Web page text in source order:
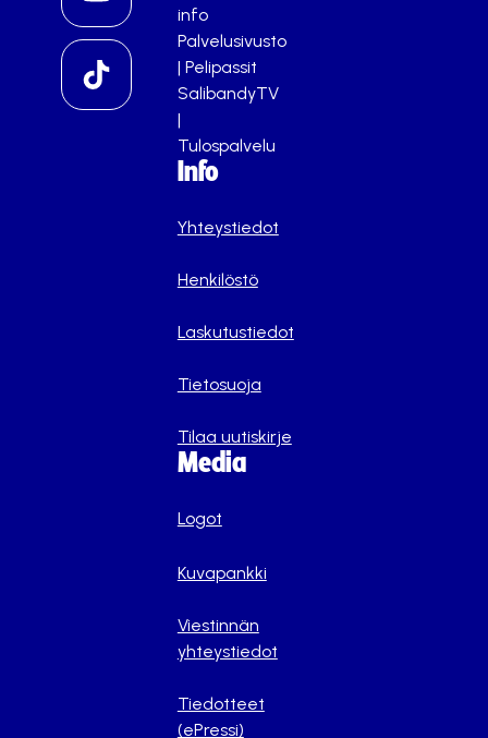
info
Palvelusivusto
| Pelipassit
SalibandyTV
|
Tulospalvelu
Info
Yhteystiedot
Henkilöstö
Laskutustiedot
Tietosuoja
Tilaa uutiskirje
Media
Logot
Kuvapankki
Viestinnän
yhteystiedot
Tiedotteet
(ePressi)